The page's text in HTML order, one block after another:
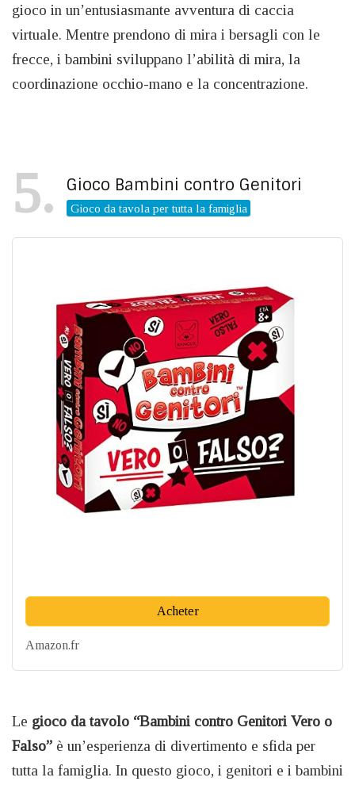
gioco in un’entusiasmante avventura di caccia
virtuale. Mentre prendono di mira i bersagli con le
frecce, i bambini sviluppano l’abilità di mira, la
coordinazione occhio-mano e la concentrazione.
5 Gioco Bambini contro Genitori
Gioco da tavola per tutta la famiglia
Acheter
Amazon.fr
Le gioco da tavolo “Bambini contro Genitori Vero o
Falso” è un’esperienza di divertimento e sfida per
tutta la famiglia. In questo gioco, i genitori e i bambini